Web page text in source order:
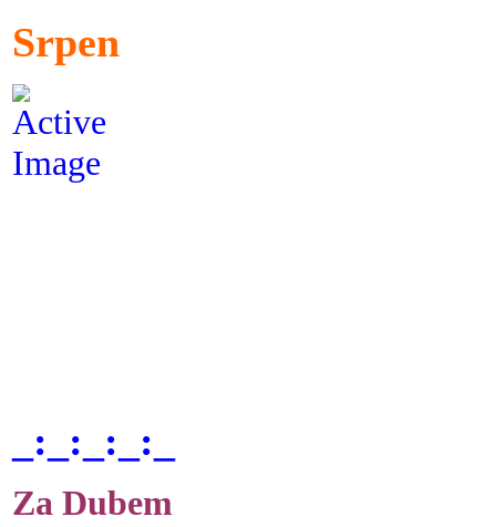
Srpen
_:_:_:_:_
Za Dubem